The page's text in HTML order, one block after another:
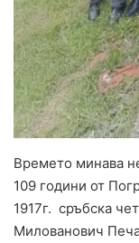
Времето минава
109 години от
1917г. сръбска
Милованович